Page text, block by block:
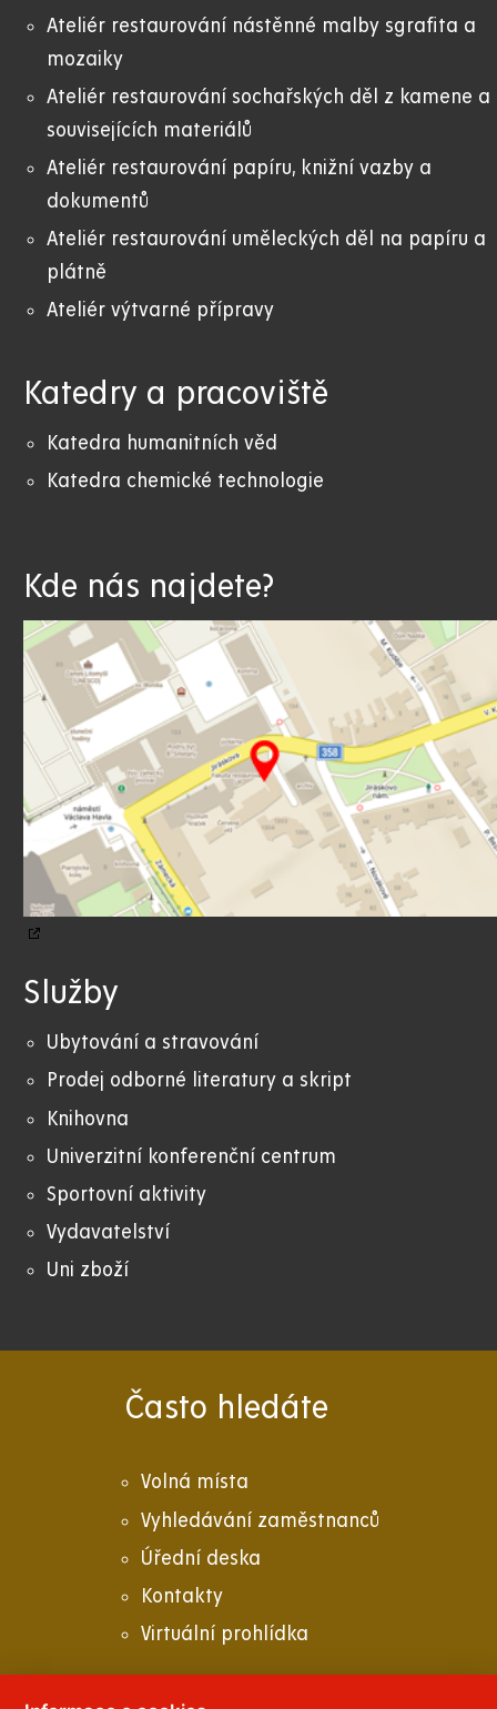
Ateliér restaurování nástěnné malby sgrafita a
mozaiky
Ateliér restaurování sochařských děl z kamene a
souvisejících materiálů
Ateliér restaurování papíru, knižní vazby a
dokumentů
Ateliér restaurování uměleckých děl na papíru a
plátně
Ateliér výtvarné přípravy
Katedry a pracoviště
Katedra humanitních věd
Katedra chemické technologie
Kde nás najdete?
Služby
Ubytování a stravování
Prodej odborné literatury a skript
Knihovna
Univerzitní konferenční centrum
Sportovní aktivity
Vydavatelství
Uni zboží
Často hledáte
Volná místa
Vyhledávání zaměstnanců
Úřední deska
Kontakty
Virtuální prohlídka